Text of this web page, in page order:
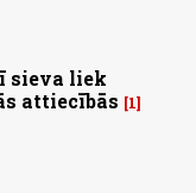
sieva liek
attiecībās
1